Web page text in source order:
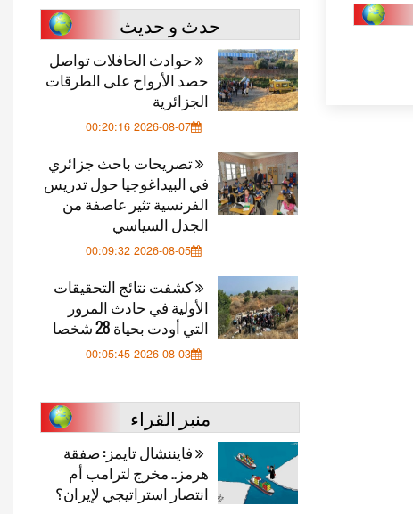
حدث و حديث
حوادث الحافلات تواصل
حصد الأرواح على الطرقات
الجزائرية
2026-08-07 00:20:16
تصريحات باحث جزائري
في البيداغوجيا حول تدريس
الفرنسية تثير عاصفة من
الجدل السياسي
2026-08-05 00:09:32
كشفت نتائج التحقيقات
الأولية في حادث المرور
التي أودت بحياة 28 شخصا
2026-08-03 00:05:45
منبر القراء
فايننشال تايمز: صفقة
هرمز.. مخرج لترامب أم
انتصار استراتيجي لإيران؟